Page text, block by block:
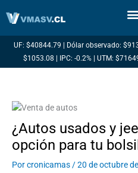
UF: $40844.79 | Dólar observado:
$1053.08 | IPC: -0.2% | UTM:
¿Autos usados y
opción para tu
Porcronicamas /20 de octubre